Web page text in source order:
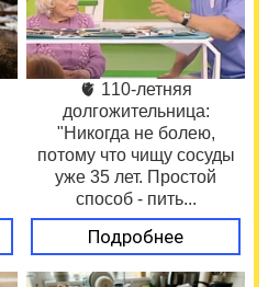
🫀 110-летняя
долгожительница:
"Никогда не болею,
потому что чищу сосуды
уже 35 лет. Простой
способ - пить...
Подробнее